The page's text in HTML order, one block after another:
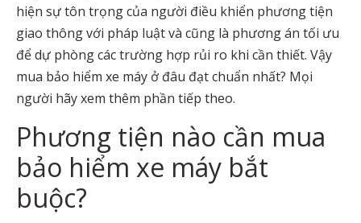
hiện sự tôn trọng của người điều khiển phương tiện
giao thông với pháp luật và cũng là phương án tối ưu
để dự phòng các trường hợp rủi ro khi cần thiết. Vậy
mua bảo hiểm xe máy ở đâu đạt chuẩn nhất? Mọi
người hãy xem thêm phần tiếp theo.
Phương tiện nào cần mua
bảo hiểm xe máy bắt
buộc?